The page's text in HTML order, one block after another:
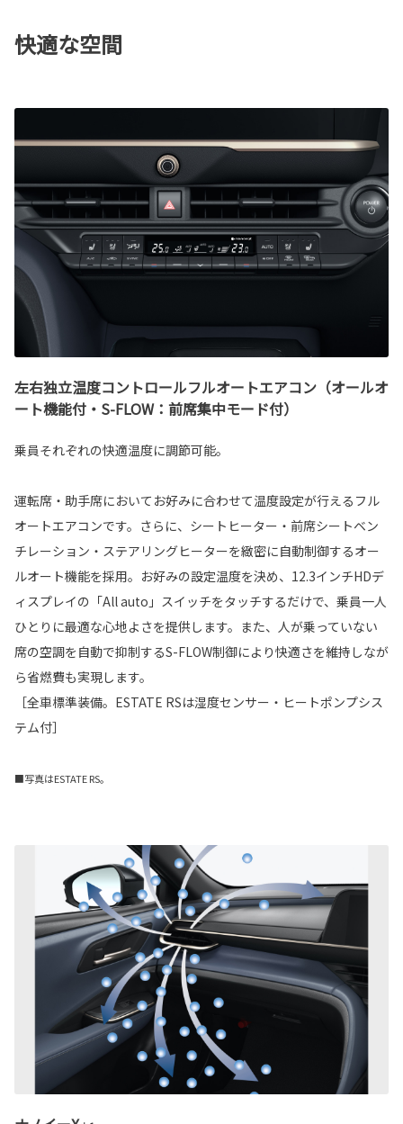
快適な空間
左右独立温度コントロールフルオートエアコン（オールオ
ート機能付・S-FLOW：前席集中モード付）
乗員それぞれの快適温度に調節可能。
運転席・助手席においてお好みに合わせて温度設定が行えるフル
オートエアコンです。さらに、シートヒーター・前席シートベン
チレーション・ステアリングヒーターを緻密に自動制御するオー
ルオート機能を採用。お好みの設定温度を決め、12.3インチHDデ
ィスプレイの「All auto」スイッチをタッチするだけで、乗員一人
ひとりに最適な心地よさを提供します。また、人が乗っていない
席の空調を自動で抑制するS-FLOW制御により快適さを維持しなが
ら省燃費も実現します。
［全車標準装備。ESTATE RSは湿度センサー・ヒートポンプシス
テム付］
■写真はESTATE RS。